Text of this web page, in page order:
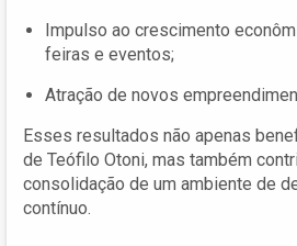
Impulso ao crescimento
feiras e eventos;
Atração de novos
Esses resultados não apenas
de Teófilo Otoni, mas também
consolidação de um ambiente de
contínuo.